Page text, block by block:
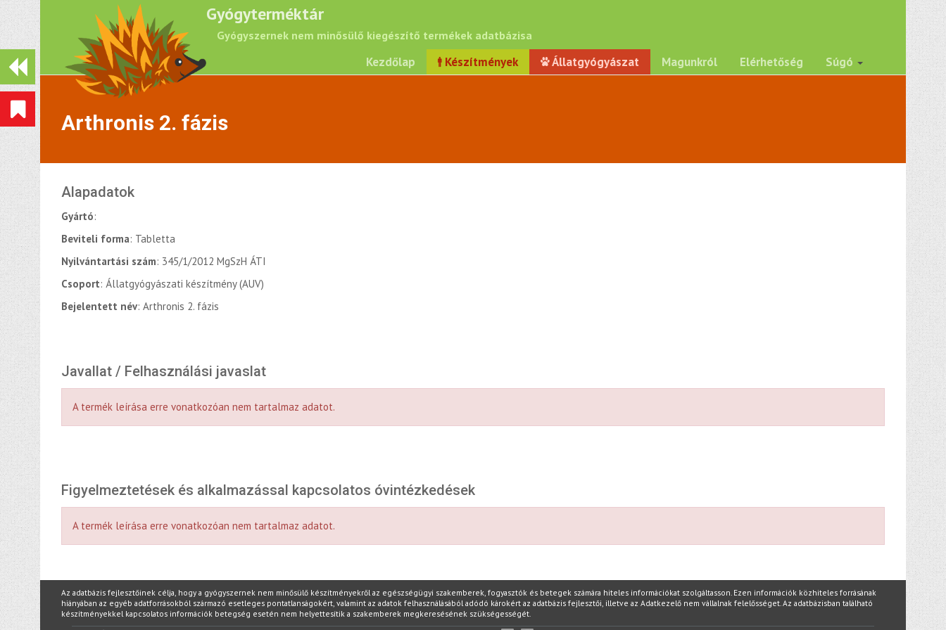
Gyógyterméktár
Gyógyszernek nem minősülő kiegészítő termékek adatbázisa
Kezdőlap Készítmények Állatgyógyászat Magunkról Elérhetőség Súgó
Arthronis 2. fázis
Alapadatok
Gyártó:
Beviteli forma: Tabletta
Nyilvántartási szám: 345/1/2012 MgSzH ÁTI
Csoport: Állatgyógyászati készítmény (AUV)
Bejelentett név: Arthronis 2. fázis
Javallat / Felhasználási javaslat
A termék leírása erre vonatkozóan nem tartalmaz adatot.
Figyelmeztetések és alkalmazással kapcsolatos óvintézkedések
A termék leírása erre vonatkozóan nem tartalmaz adatot.
Az adatbázis fejlesztőinek célja, hogy a gyógyszernek nem minősülő készítményekről az egészségügyi szakemberek, fogyasztók és betegek számára hiteles információkat szolgáltasson. Ezen információk közhiteles forrásának
hiányában az egyéb adatforrásokból származó esetleges pontatlanságokért, valamint az adatok felhasználásából adódó károkért az adatbázis fejlesztői, illetve az Adatkezelő nem vállalnak felelősséget. Az adatbázisban található
készítményekkel kapcsolatos információk betegség esetén nem helyettesítik a szakemberek megkeresésének szükségességét.